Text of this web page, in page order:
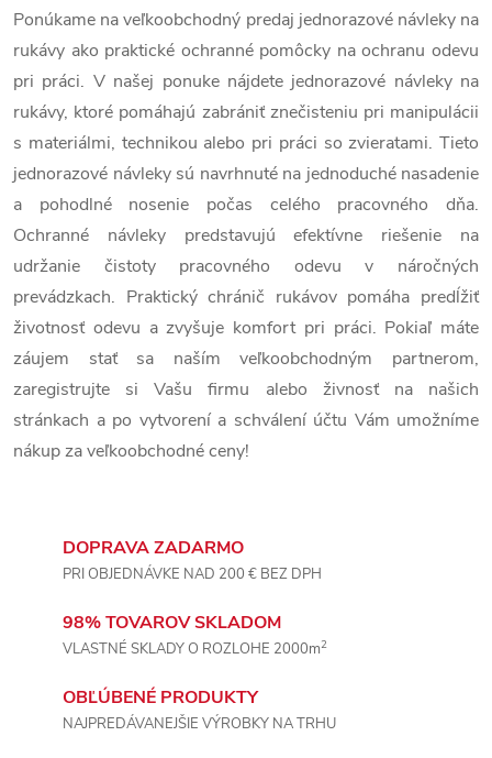
v
l
á
d
a
c
i
e
p
r
v
Ponúkame na veľkoobchodný predaj jednorazové návleky na
rukávy ako praktické ochranné pomôcky na ochranu odevu
pri práci. V našej ponuke nájdete jednorazové návleky na
rukávy, ktoré pomáhajú zabrániť znečisteniu pri manipulácii
s materiálmi, technikou alebo pri práci so zvieratami. Tieto
jednorazové návleky sú navrhnuté na jednoduché nasadenie
a pohodlné nosenie počas celého pracovného dňa.
Ochranné návleky predstavujú efektívne riešenie na
udržanie čistoty pracovného odevu v náročných
prevádzkach. Praktický chránič rukávov pomáha predĺžiť
životnosť odevu a zvyšuje komfort pri práci. Pokiaľ máte
záujem stať sa naším veľkoobchodným partnerom,
zaregistrujte si Vašu firmu alebo živnosť na našich
stránkach a po vytvorení a schválení účtu Vám umožníme
nákup za veľkoobchodné ceny!
DOPRAVA ZADARMO
PRI OBJEDNÁVKE NAD 200 € BEZ DPH
98% TOVAROV SKLADOM
VLASTNÉ SKLADY O ROZLOHE 2000m2
OBĽÚBENÉ PRODUKTY
NAJPREDÁVANEJŠIE VÝROBKY NA TRHU